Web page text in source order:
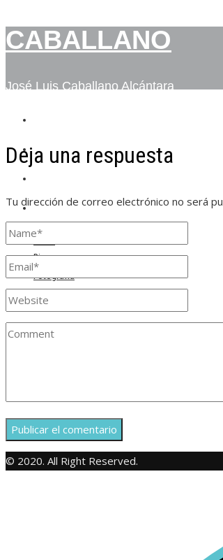
CABALLANO
José Luis Caballano Alcántara
BIO
CONTACTO
Inicio
Bio
Fotografía
Contacto
Deja una respuesta
Tu dirección de correo electrónico no será
© 2020. All Right Reserved.